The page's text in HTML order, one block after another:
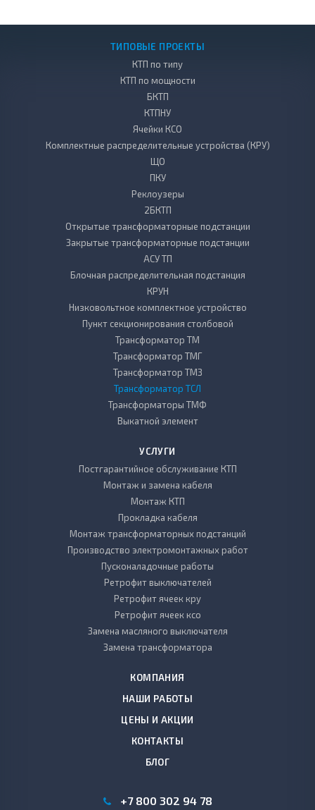
ТИПОВЫЕ ПРОЕКТЫ
КТП по типу
КТП по мощности
БКТП
КТПНУ
Ячейки КСО
Комплектные распределительные устройства (КРУ)
ЩО
ПКУ
Реклоузеры
2БКТП
Открытые трансформаторные подстанции
Закрытые трансформаторные подстанции
АСУ ТП
Блочная распределительная подстанция
КРУН
Низковольтное комплектное устройство
Пункт секционирования столбовой
Трансформатор ТМ
Трансформатор ТМГ
Трансформатор ТМЗ
Трансформатор ТСЛ
Трансформаторы ТМФ
Выкатной элемент
УСЛУГИ
Постгарантийное обслуживание КТП
Монтаж и замена кабеля
Монтаж КТП
Прокладка кабеля
Монтаж трансформаторных подстанций
Производство электромонтажных работ
Пусконаладочные работы
Ретрофит выключателей
Ретрофит ячеек кру
Ретрофит ячеек ксо
Замена масляного выключателя
Замена трансформатора
КОМПАНИЯ
НАШИ РАБОТЫ
ЦЕНЫ И АКЦИИ
КОНТАКТЫ
БЛОГ
+7 800 302 94 78